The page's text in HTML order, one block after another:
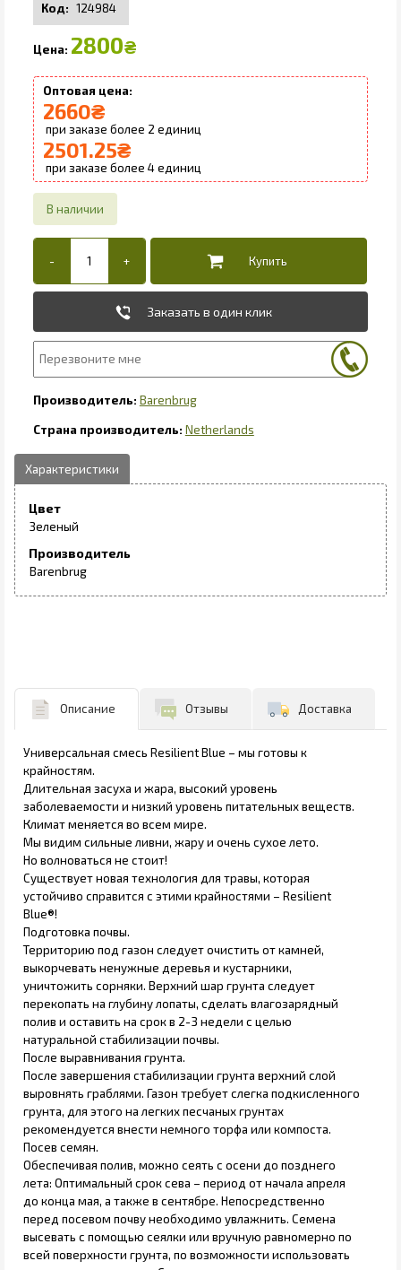
124984
2800₴
2660₴
2
2501.25₴
4
Заказать в один клик
Barenbrug
Netherlands
Цвет
Зеленый
Производитель
Barenbrug
Описание Отзывы Доставка
Универсальная смесь Resilient Blue – мы готовы к
крайностям.
Длительная засуха и жара, высокий уровень
заболеваемости и низкий уровень питательных веществ.
Климат меняется во всем мире.
Мы видим сильные ливни, жару и очень сухое лето.
Но волноваться не стоит!
Существует новая технология для травы, которая
устойчиво справится с этими крайностями – Resilient
Blue®!
Подготовка почвы.
Территорию под газон следует очистить от камней,
выкорчевать ненужные деревья и кустарники,
уничтожить сорняки. Верхний шар грунта следует
перекопать на глубину лопаты, сделать влагозарядный
полив и оставить на срок в 2-3 недели с целью
натуральной стабилизации почвы.
После выравнивания грунта.
После завершения стабилизации грунта верхний слой
выровнять граблями. Газон требует слегка подкисленного
грунта, для этого на легких песчаных грунтах
рекомендуется внести немного торфа или компоста.
Посев семян.
Обеспечивая полив, можно сеять с осени до позднего
лета: Оптимальный срок сева – период от начала апреля
до конца мая, а также в сентябре. Непосредственно
перед посевом почву необходимо увлажнить. Семена
высевать с помощью сеялки или вручную равномерно по
всей поверхности грунта, по возможности использовать